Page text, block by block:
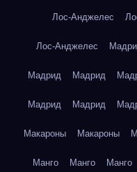
Лос-Анджелес
Лос-Анджелес
Мадрид Мадрид
Мадрид Мадрид
Макароны Макароны
Манго Манго Манго